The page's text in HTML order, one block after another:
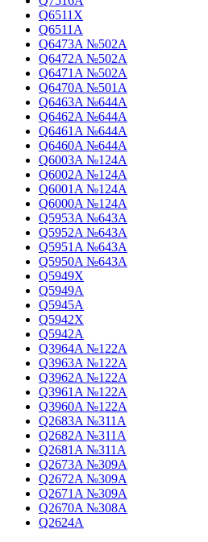
Q6511X
Q6511A
Q6473A №502A
Q6472A №502A
Q6471A №502A
Q6470A №501A
Q6463A №644A
Q6462A №644A
Q6461A №644A
Q6460A №644A
Q6003A №124A
Q6002A №124A
Q6001A №124A
Q6000A №124A
Q5953A №643A
Q5952A №643A
Q5951A №643A
Q5950A №643A
Q5949X
Q5949A
Q5945A
Q5942X
Q5942A
Q3964A №122A
Q3963A №122A
Q3962A №122A
Q3961A №122A
Q3960A №122A
Q2683A №311A
Q2682A №311A
Q2681A №311A
Q2673A №309A
Q2672A №309A
Q2671A №309A
Q2670A №308A
Q2624A